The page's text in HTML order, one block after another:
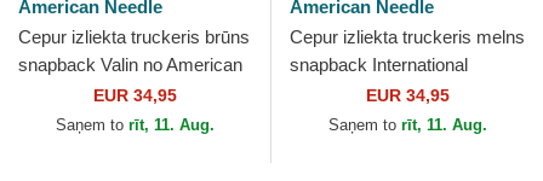
American Needle
Cepur izliekta truckeris brūns
snapback Valin no American
EUR 34,95
Saņem to rīt, 11. Aug.
American Needle
Cepur izliekta truckeris melns
snapback International
Speedway Tri Color no
American Needle
EUR 34,95
Saņem to rīt, 11. Aug.